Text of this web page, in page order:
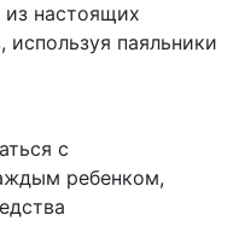
из настоящих
используя паяльники
с
ребенком,